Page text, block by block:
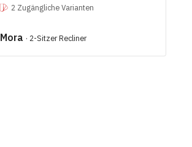
2 Zugängliche Varianten
Mora · 2-Sitzer Recliner